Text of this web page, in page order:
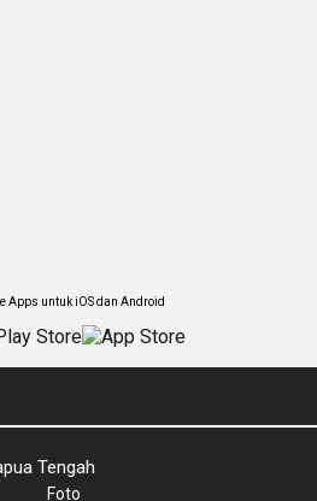
Apps untuk iOS dan Android
Tengah
Foto